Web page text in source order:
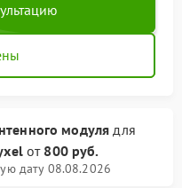
модулядля
от 800 руб.
дату 08.08.2026